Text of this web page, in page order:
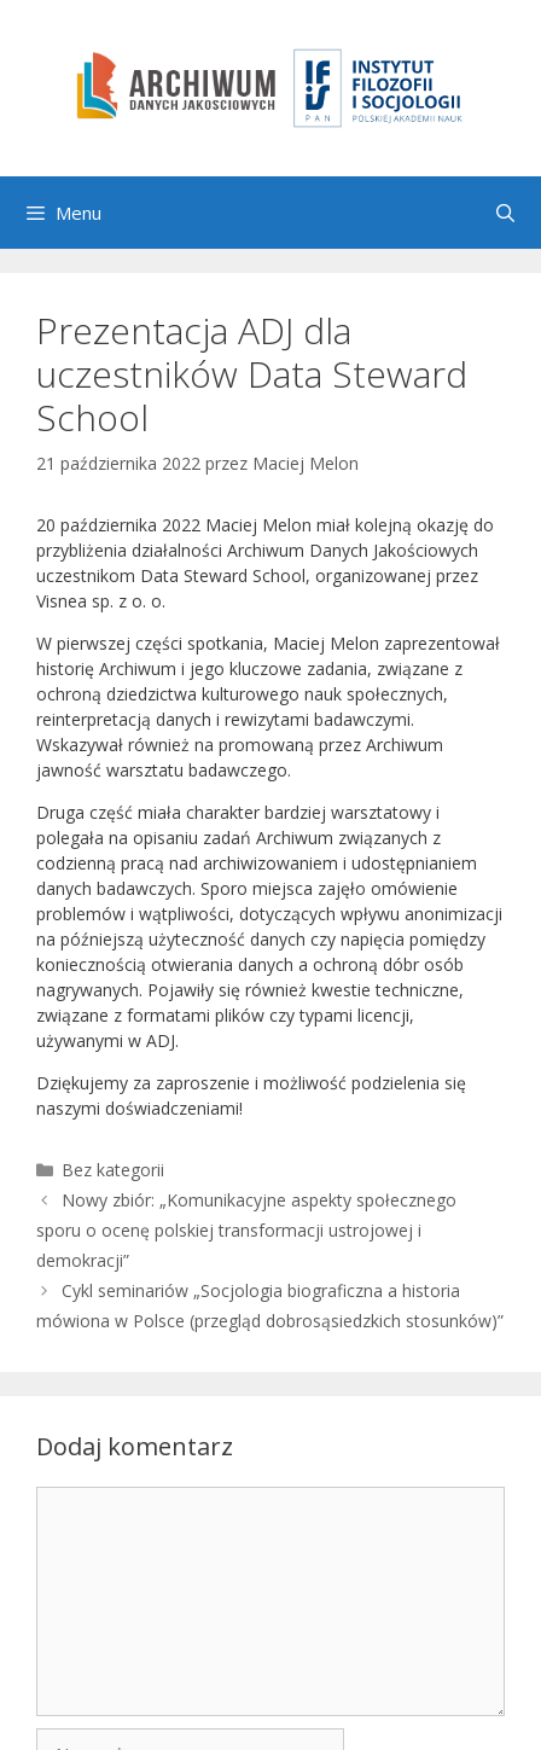
Menu
Prezentacja ADJ dla
uczestników Data Steward
School
21 października 2022 przez Maciej Melon
20 października 2022 Maciej Melon miał kolejną okazję do
przybliżenia działalności Archiwum Danych Jakościowych
uczestnikom Data Steward School, organizowanej przez
Visnea sp. z o. o.
W pierwszej części spotkania, Maciej Melon zaprezentował
historię Archiwum i jego kluczowe zadania, związane z
ochroną dziedzictwa kulturowego nauk społecznych,
reinterpretacją danych i rewizytami badawczymi.
Wskazywał również na promowaną przez Archiwum
jawność warsztatu badawczego.
Druga część miała charakter bardziej warsztatowy i
polegała na opisaniu zadań Archiwum związanych z
codzienną pracą nad archiwizowaniem i udostępnianiem
danych badawczych. Sporo miejsca zajęło omówienie
problemów i wątpliwości, dotyczących wpływu anonimizacji
na późniejszą użyteczność danych czy napięcia pomiędzy
koniecznością otwierania danych a ochroną dóbr osób
nagrywanych. Pojawiły się również kwestie techniczne,
związane z formatami plików czy typami licencji,
używanymi w ADJ.
Dziękujemy za zaproszenie i możliwość podzielenia się
naszymi doświadczeniami!
Kategorie
Bez kategorii
Nowy zbiór: „Komunikacyjne aspekty społecznego
sporu o ocenę polskiej transformacji ustrojowej i
demokracji”
Cykl seminariów „Socjologia biograficzna a historia
mówiona w Polsce (przegląd dobrosąsiedzkich stosunków)”
Dodaj komentarz